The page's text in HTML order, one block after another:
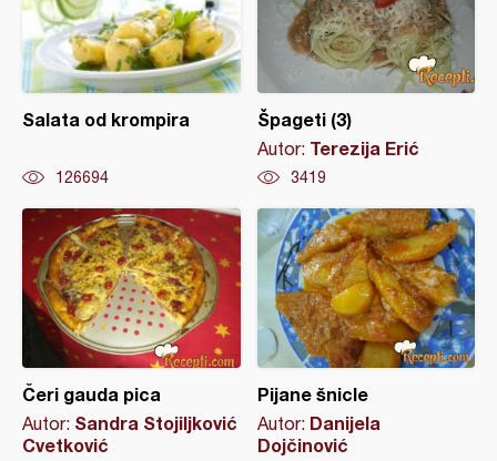
Salata od krompira
126694
Špageti (3)
Autor: Terezija Erić
3419
Čeri gauda pica
Autor: Sandra Stojiljković
Cvetković
Pijane šnicle
Autor: Danijela
Dojčinović